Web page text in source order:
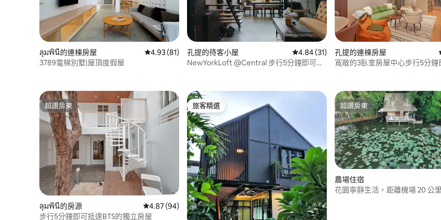
ลุมพินี的連棟房屋 從 81 則評價中獲得 4.93 的平均評分（滿分 5 分）
4.93 (81)
3789電梯別墅|屋頂度假屋
孔提的待客小屋 從 31 則評價中獲得 4.84 的平均評分（滿分 5
4.84 (31)
NewYorkLoft @Central 步行5分鐘即可抵
孔提的連棟房屋
寬敞的3臥室房屋中心步行5分鐘
超讚房東
超讚房東
ลุมพินี的房源 從 94 則評價中獲得 4.87 的平均評分（滿分 5 分）
4.87 (94)
步行5分鐘即可抵達BTS的獨立房屋
旅客精選
旅客精選 超讚房東
超讚房東
農場住宿
花園寧靜生活，距離機場 20 公